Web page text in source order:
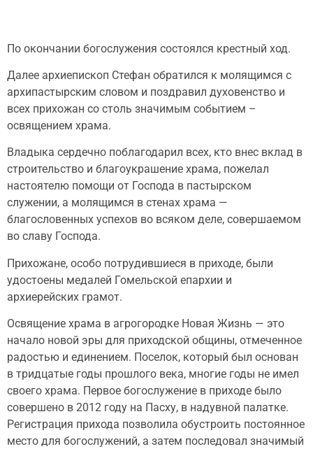
По окончании богослужения состоялся крестный ход.
Далее архиепископ Стефан обратился к молящимся с
архипастырским словом и поздравил духовенство и
всех прихожан со столь значимым событием –
освящением храма.
Владыка сердечно поблагодарил всех, кто внес вклад в
строительство и благоукрашение храма, пожелал
настоятелю помощи от Господа в пастырском
служении, а молящимся в стенах храма —
благословенных успехов во всяком деле, совершаемом
во славу Господа.
Прихожане, особо потрудившиеся в приходе, были
удостоены медалей Гомельской епархии и
архиерейских грамот.
Освящение храма в агрогородке Новая Жизнь — это
начало новой эры для приходской общины, отмеченное
радостью и единением. Поселок, который был основан
в тридцатые годы прошлого века, многие годы не имел
своего храма. Первое богослужение в приходе было
совершено в 2012 году на Пасху, в надувной палатке.
Регистрация прихода позволила обустроить постоянное
место для богослужений, а затем последовал значимый